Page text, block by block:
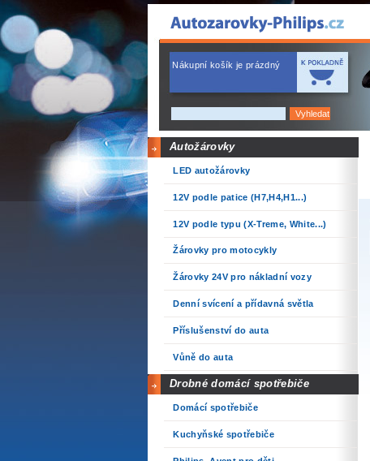
Nákupní košík je prázdný
Autožárovky
LED autožárovky
12V podle patice (H7,H4,H1...)
12V podle typu (X-Treme, White...)
Žárovky pro motocykly
Žárovky 24V pro nákladní vozy
Denní svícení a přídavná světla
Příslušenství do auta
Vůně do auta
Drobné domácí spotřebiče
Domácí spotřebiče
Kuchyňské spotřebiče